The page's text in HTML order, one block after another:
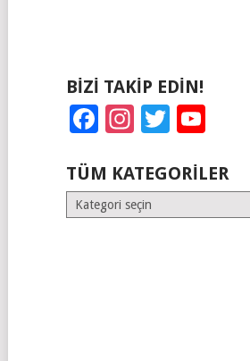
BIZI TAKIP EDIN!
Facebook
Instagram
Twitter
TÜM KATEGORILER
Tüm
Kategoriler